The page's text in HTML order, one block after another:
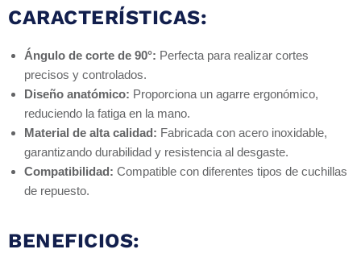
CARACTERÍSTICAS:
Ángulo de corte de 90°: Perfecta para realizar cortes
precisos y controlados.
Diseño anatómico: Proporciona un agarre ergonómico,
reduciendo la fatiga en la mano.
Material de alta calidad: Fabricada con acero inoxidable,
garantizando durabilidad y resistencia al desgaste.
Compatibilidad: Compatible con diferentes tipos de cuchillas
de repuesto.
BENEFICIOS: